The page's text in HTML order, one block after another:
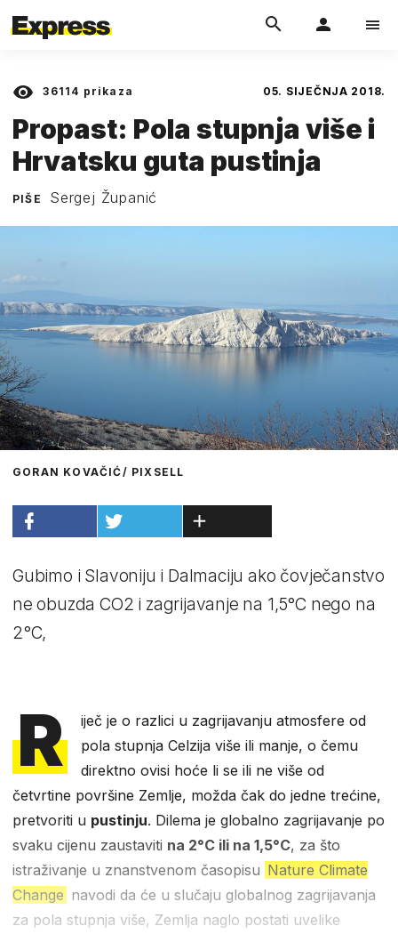
36114 prikaza 05. SIJEČNJA 2018.
Propast: Pola stupnja više i
Hrvatsku guta pustinja
PIŠE Sergej Županić
GORAN KOVAČIĆ/ PIXSELL
Gubimo i Slavoniju i Dalmaciju ako čovječanstvo
ne obuzda CO2 i zagrijavanje na 1,5°C nego na
2°C,
R
iječ je o razlici u zagrijavanju atmosfere od
pola stupnja Celzija više ili manje, o čemu
direktno ovisi hoće li se ili ne više od
četvrtine površine Zemlje, možda čak do jedne trećine,
pretvoriti u pustinju. Dilema je globalno zagrijavanje po
svaku cijenu zaustaviti na 2°C ili na 1,5°C, za što
istraživanje u znanstvenom časopisu Nature Climate
Change navodi da će u slučaju globalnog zagrijavanja
za pola stupnja više, Zemlja naglo postati uvelike